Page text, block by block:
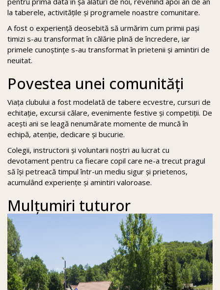
la taberele, activitățile și programele noastre comunitare.
A fost o experiență deosebită să urmărim cum primii pași
timizi s-au transformat în călărie plină de încredere, iar
primele cunoștințe s-au transformat în prietenii și amintiri de
neuitat.
Povestea unei comunități
Viața clubului a fost modelată de tabere ecvestre, cursuri de
echitație, excursii călare, evenimente festive și competiții. De
acești ani se leagă nenumărate momente de muncă în
echipă, atenție, dedicare și bucurie.
Colegii, instructorii și voluntarii noștri au lucrat cu
devotament pentru ca fiecare copil care ne-a trecut pragul
să își petreacă timpul într-un mediu sigur și prietenos,
acumulând experiențe și amintiri valoroase.
Mulțumiri tuturor